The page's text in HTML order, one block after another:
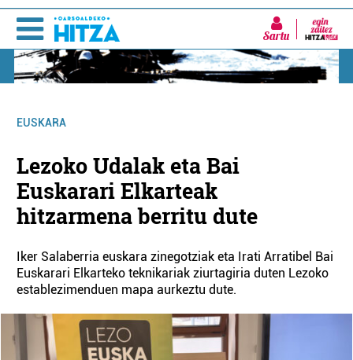
Sartu
EUSKARA
Lezoko Udalak eta Bai
Euskarari Elkarteak
hitzarmena berritu dute
Iker Salaberria euskara zinegotziak eta Irati Arratibel Bai
Euskarari Elkarteko teknikariak ziurtagiria duten Lezoko
establezimenduen mapa aurkeztu dute.